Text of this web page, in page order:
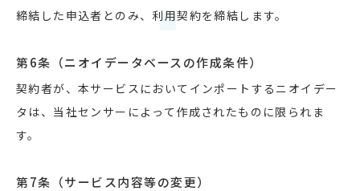
締結した申込者とのみ、利用契約を締結します。
第6条（ニオイデータベースの作成条件）
契約者が、本サービスにおいてインポートするニオイデー
タは、当社センサーによって作成されたものに限られま
す。
第7条（サービス内容等の変更）